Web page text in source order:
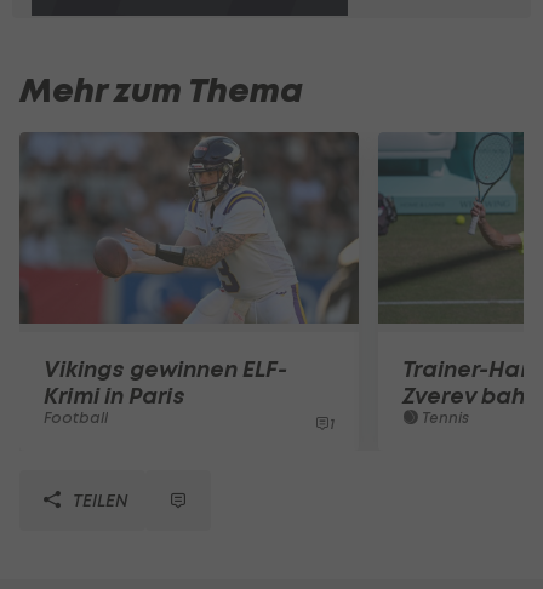
Mehr zum Thema
Vikings gewinnen ELF-
Krimi in Paris
Football 1
Trainer-
Zverev
Tennis
TEILEN